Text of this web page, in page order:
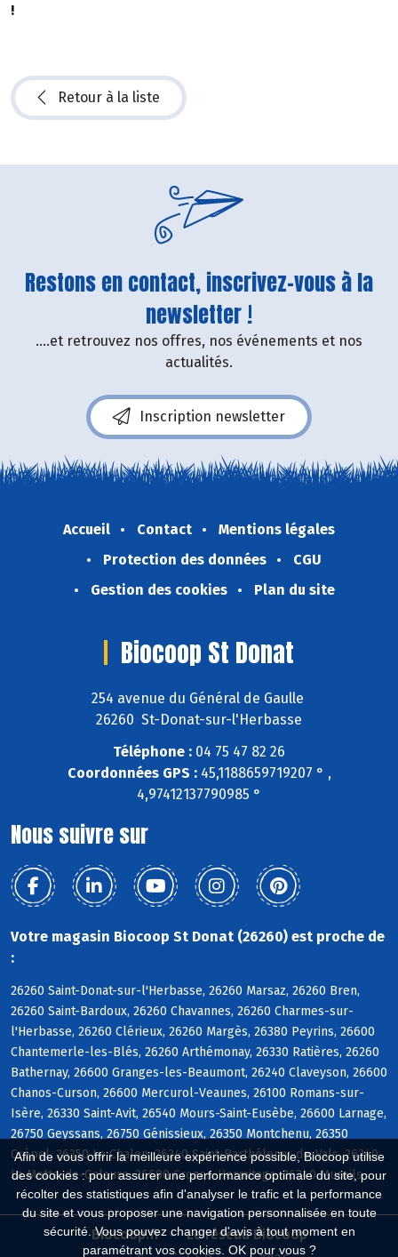
Afin de vous offrir la meilleure expérience possible, Biocoop utilise
des cookies : pour assurer une performance optimale du site, pour
récolter des statistiques afin d'analyser le trafic et la performance
du site et vous proposer une navigation personnalisée en toute
sécurité. Vous pouvez changer d'avis à tout moment en
paramétrant vos cookies. OK pour vous ?
!
Retour à la liste
Restons en contact, inscrivez-vous à la
newsletter !
....et retrouvez nos offres, nos événements et nos
actualités.
Inscription newsletter
Accueil Contact
Mentions légales
Protection des données
CGU
Gestion des cookies
Plan du site
Biocoop St Donat
254 avenue du Général de Gaulle
26260 St-Donat-sur-l'Herbasse
Téléphone : 04 75 47 82 26
Coordonnées GPS :45,1188659719207 ° ,
4,97412137790985 °
Nous suivre sur
Votre magasin Biocoop St Donat (26260) est proche de
:
26260 Saint-Donat-sur-l'Herbasse, 26260 Marsaz, 26260 Bren,
26260 Saint-Bardoux, 26260 Chavannes, 26260 Charmes-sur-
l'Herbasse, 26260 Clérieux, 26260 Margès, 26380 Peyrins, 26600
Chantemerle-les-Blés, 26260 Arthémonay, 26330 Ratières, 26260
Bathernay, 26600 Granges-les-Beaumont, 26240 Claveyson, 26600
Chanos-Curson, 26600 Mercurol-Veaunes, 26100 Romans-sur-
Isère, 26330 Saint-Avit, 26540 Mours-Saint-Eusèbe, 26600 Larnage,
26750 Geyssans, 26750 Génissieux, 26350 Montchenu, 26350
Crépol, 26350 Le Chalon, 26240 Saint-Barthélemy-de-Vals, 26240
La Motte-de-Galaure, 26600 Crozes-Hermitage, 26240 Mureils
Biocoop.fr
Le réseau Biocoop